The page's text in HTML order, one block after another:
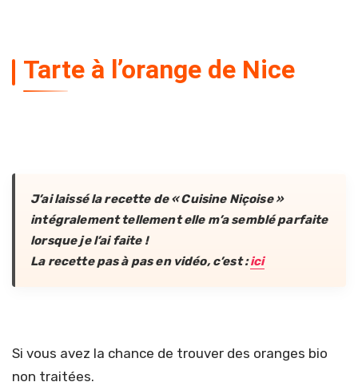
Tarte à l’orange de Nice
J’ai laissé la recette de « Cuisine Niçoise »
intégralement tellement elle m’a semblé parfaite
lorsque je l’ai faite !
La recette pas à pas en vidéo, c’est :ici
Si vous avez la chance de trouver des oranges bio
non traitées.